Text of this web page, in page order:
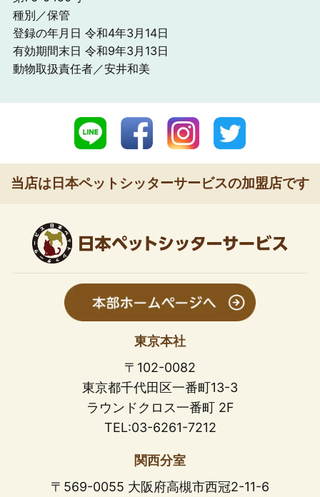
種別／保管
登録の年月日 令和4年3月14日
有効期間末日 令和9年3月13日
動物取扱責任者／安井和美
当店は日本ペットシッターサービスの加盟店です
東京本社
〒102-0082
東京都千代田区一番町13-3
ラウンドクロス一番町 2F
TEL:03-6261-7212
関西分室
〒569-0055 大阪府高槻市西冠2-11-6